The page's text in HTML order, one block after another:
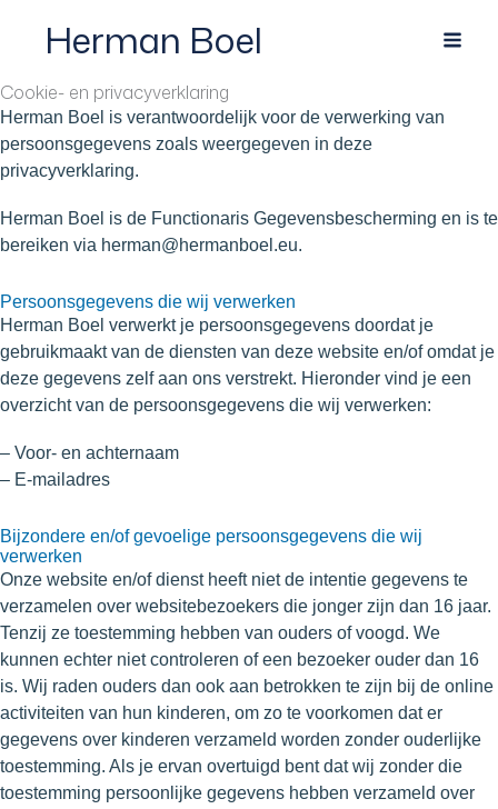
inhoud
Herman Boel
Cookie- en privacyverklaring
Herman Boel is verantwoordelijk voor de verwerking van
persoonsgegevens zoals weergegeven in deze
privacyverklaring.
Herman Boel is de Functionaris Gegevensbescherming en is te
bereiken via herman@hermanboel.eu.
Persoonsgegevens die wij verwerken
Herman Boel verwerkt je persoonsgegevens doordat je
gebruikmaakt van de diensten van deze website en/of omdat je
deze gegevens zelf aan ons verstrekt. Hieronder vind je een
overzicht van de persoonsgegevens die wij verwerken:
– Voor- en achternaam
– E-mailadres
Bijzondere en/of gevoelige persoonsgegevens die wij
verwerken
Onze website en/of dienst heeft niet de intentie gegevens te
verzamelen over websitebezoekers die jonger zijn dan 16 jaar.
Tenzij ze toestemming hebben van ouders of voogd. We
kunnen echter niet controleren of een bezoeker ouder dan 16
is. Wij raden ouders dan ook aan betrokken te zijn bij de online
activiteiten van hun kinderen, om zo te voorkomen dat er
gegevens over kinderen verzameld worden zonder ouderlijke
toestemming. Als je ervan overtuigd bent dat wij zonder die
toestemming persoonlijke gegevens hebben verzameld over